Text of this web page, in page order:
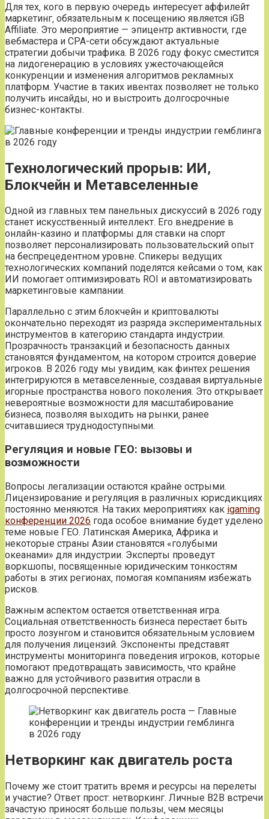
Для тех‚ кого в первую очередь интересует аффилейт
маркетинг‚ обязательным к посещению является iGB
Affiliate. Это мероприятие — эпицентр активности‚ где
вебмастера и CPA-сети обсуждают актуальные
стратегии добычи трафика. В 2026 году фокус сместится
на лидогенерацию в условиях ужесточающейся
конкуренции и изменения алгоритмов рекламных
платформ. Участие в таких ивентах позволяет не только
получить инсайды‚ но и выстроить долгосрочные
бизнес-контакты.
Технологический прорыв: ИИ‚
Блокчейн и Метавселенные
Одной из главных тем панельных дискуссий в 2026 году
станет искусственный интеллект. Его внедрение в
онлайн-казино и платформы для ставки на спорт
позволяет персонализировать пользовательский опыт
на беспрецедентном уровне. Спикеры ведущих
технологических компаний поделятся кейсами о том‚ как
ИИ помогает оптимизировать ROI и автоматизировать
маркетинговые кампании.
Параллельно с этим блокчейн и криптовалюты
окончательно переходят из разряда экспериментальных
инструментов в категорию стандарта индустрии.
Прозрачность транзакций и безопасность данных
становятся фундаментом‚ на котором строится доверие
игроков. В 2026 году мы увидим‚ как финтех решения
интегрируются в метавселенные‚ создавая виртуальные
игорные пространства нового поколения. Это открывает
невероятные возможности для масштабирование
бизнеса‚ позволяя выходить на рынки‚ ранее
считавшиеся труднодоступными.
Регуляция и новые ГЕО: вызовы и
возможности
Вопросы легализации остаются крайне острыми.
Лицензирование и регуляция в различных юрисдикциях
постоянно меняются. На таких мероприятиях как igaming
конференции 2026 года особое внимание будет уделено
теме новые ГЕО. Латинская Америка‚ Африка и
некоторые страны Азии становятся «голубыми
океанами» для индустрии. Эксперты проведут
воркшопы‚ посвященные юридическим тонкостям
работы в этих регионах‚ помогая компаниям избежать
рисков.
Важным аспектом остается ответственная игра.
Социальная ответственность бизнеса перестает быть
просто лозунгом и становится обязательным условием
для получения лицензий. Экспоненты представят
инструменты мониторинга поведения игроков‚ которые
помогают предотвращать зависимость‚ что крайне
важно для устойчивого развития отрасли в
долгосрочной перспективе.
Нетворкинг как двигатель роста
Почему же стоит тратить время и ресурсы на перелеты
и участие? Ответ прост: нетворкинг. Личные B2B встречи
зачастую приносят больше пользы‚ чем месяцы